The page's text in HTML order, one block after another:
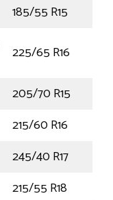
185/55 R15
225/65 R16
205/70 R15
215/60 R16
245/40 R17
215/55 R18